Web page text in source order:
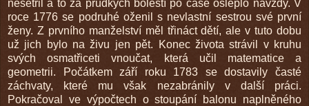
nešetřil a to za prudkých bolestí po čase osleplo navždy. V
roce 1776 se podruhé oženil s nevlastní sestrou své první
ženy. Z prvního manželství měl třináct dětí, ale v tuto dobu
už jich bylo na živu jen pět. Konec života strávil v kruhu
svých osmatřiceti vnoučat, která učil matematice a
geometrii. Počátkem září roku 1783 se dostavily časté
záchvaty, které mu však nezabránily v další práci.
Pokračoval ve výpočtech o stoupání balonu naplněného